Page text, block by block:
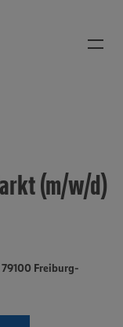
(m/w/d)
Freiburg-